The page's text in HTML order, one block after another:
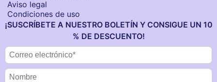
Aviso legal
Condiciones de uso
¡SUSCRÍBETE A NUESTRO BOLETÍN Y CONSIGUE UN 10
% DE DESCUENTO!